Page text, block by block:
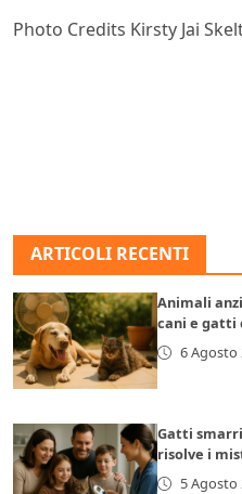
Photo Credits Kirsty Jai
ARTICOLI RECENTI
Animali
cani e gatti
6 Agosto
Gatti
risolve i
5 Agosto